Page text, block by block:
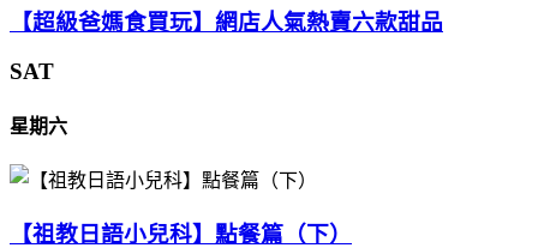
【超級爸媽食買玩】網店人氣熱賣六款甜品
SAT
星期六
【祖教日語小兒科】點餐篇（下）